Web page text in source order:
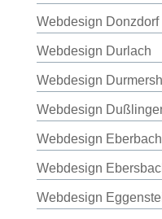
Webdesign Donzdorf
Webdesign Durlach
Webdesign
Webdesign
Webdesign Eberbach
Webdesign
Webdesign